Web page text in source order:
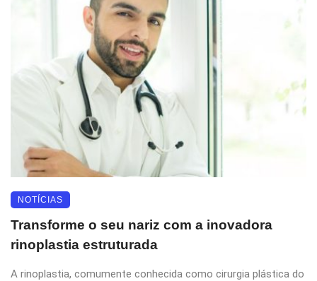
NOTÍCIAS
Transforme o seu nariz com a inovadora
rinoplastia estruturada
A rinoplastia, comumente conhecida como cirurgia plástica do